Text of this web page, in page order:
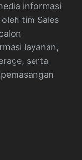
informasi
tim Sales
layanan,
serta